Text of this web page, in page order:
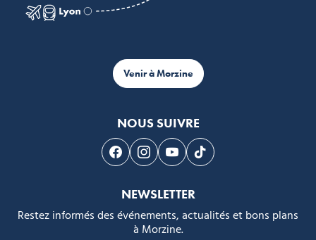
Venir à Morzine
NOUS SUIVRE
Suivez-nous sur Facebook
Suivez-nous sur Instagram
Suivez-nous sur Youtube
Suivez-nous sur
NEWSLETTER
Restez informés des événements, actualités et bons plans
à Morzine.